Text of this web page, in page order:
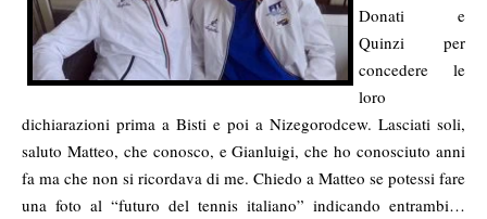
Donati e
Quinzi per
concedere le
loro
dichiarazioni prima a Bisti e poi a Nizegorodcew. Lasciati soli,
saluto Matteo, che conosco, e Gianluigi, che ho conosciuto anni
fa ma che non si ricordava di me. Chiedo a Matteo se potessi fare
una foto al “futuro del tennis italiano” indicando entrambi…